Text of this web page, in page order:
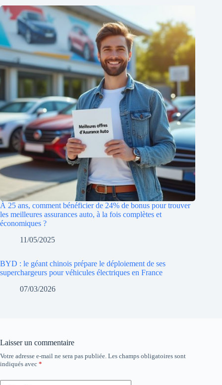
À 25 ans, comment bénéficier de 24% de bonus pour trouver
les meilleures assurances auto, à la fois complètes et
économiques ?
11/05/2025
BYD : le géant chinois prépare le déploiement de ses
superchargeurs pour véhicules électriques en France
07/03/2026
Laisser un commentaire
Votre adresse e-mail ne sera pas publiée. Les champs obligatoires sont
indiqués avec *